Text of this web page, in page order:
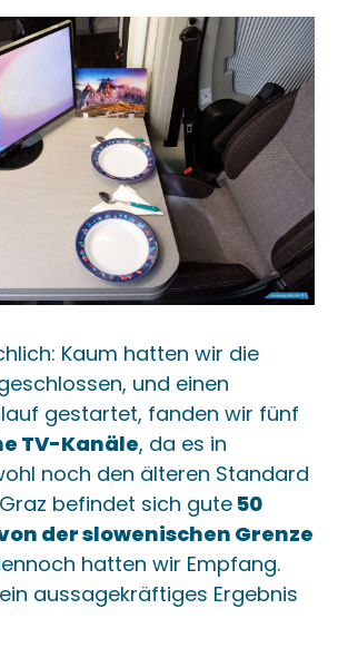
Kaum hatten wir die
und einen
gestartet, fanden wir fünf
TV-Kanäle, da es in
noch den älteren Standard
befindet sich gute 50
der slowenischen Grenze
hatten wir Empfang.
aussagekräftiges Ergebnis